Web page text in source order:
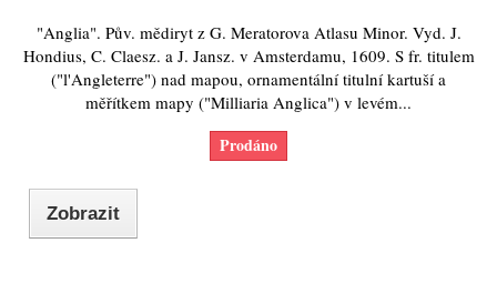
"Anglia". Pův. mědiryt z G. Meratorova Atlasu Minor. Vyd. J.
Hondius, C. Claesz. a J. Jansz. v Amsterdamu, 1609. S fr. titulem
("l'Angleterre") nad mapou, ornamentální titulní kartuší a
měřítkem mapy ("Milliaria Anglica") v levém...
Prodáno
Zobrazit